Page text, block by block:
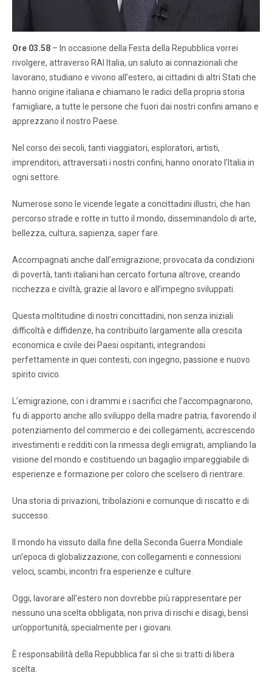
Ore 03.58 – In occasione della Festa della Repubblica vorrei
rivolgere, attraverso RAI Italia, un saluto ai connazionali che
lavorano, studiano e vivono all’estero, ai cittadini di altri Stati che
hanno origine italiana e chiamano le radici della propria storia
famigliare, a tutte le persone che fuori dai nostri confini amano e
apprezzano il nostro Paese.
Nel corso dei secoli, tanti viaggiatori, esploratori, artisti,
imprenditori, attraversati i nostri confini, hanno onorato l’Italia in
ogni settore.
Numerose sono le vicende legate a concittadini illustri, che han
percorso strade e rotte in tutto il mondo, disseminandolo di arte,
bellezza, cultura, sapienza, saper fare.
Accompagnati anche dall’emigrazione, provocata da condizioni
di povertà, tanti italiani han cercato fortuna altrove, creando
ricchezza e civiltà, grazie al lavoro e all’impegno sviluppati.
Questa moltitudine di nostri concittadini, non senza iniziali
difficoltà e diffidenze, ha contribuito largamente alla crescita
economica e civile dei Paesi ospitanti, integrandosi
perfettamente in quei contesti, con ingegno, passione e nuovo
spirito civico.
L’emigrazione, con i drammi e i sacrifici che l’accompagnarono,
fu di apporto anche allo sviluppo della madre patria, favorendo il
potenziamento del commercio e dei collegamenti, accrescendo
investimenti e redditi con la rimessa degli emigrati, ampliando la
visione del mondo e costituendo un bagaglio impareggiabile di
esperienze e formazione per coloro che scelsero di rientrare.
Una storia di privazioni, tribolazioni e comunque di riscatto e di
successo.
Il mondo ha vissuto dalla fine della Seconda Guerra Mondiale
un’epoca di globalizzazione, con collegamenti e connessioni
veloci, scambi, incontri fra esperienze e culture.
Oggi, lavorare all’estero non dovrebbe più rappresentare per
nessuno una scelta obbligata, non priva di rischi e disagi, bensì
un’opportunità, specialmente per i giovani.
È responsabilità della Repubblica far sì che si tratti di libera
scelta.